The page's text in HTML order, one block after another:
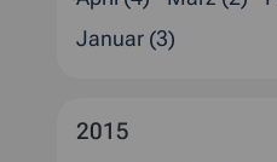
Januar (3)
2015